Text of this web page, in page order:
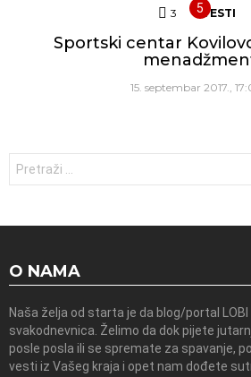
3 Komentara
VESTI
Sportski centar
15. septembar 2017.,
O NAMA
Naša želja od starta je da blog/portal
svakodnevnica. Želimo da dok pijete
posle posla ili se spremate za spavanje,
vesti iz Vašeg kraja i opet nam dođete